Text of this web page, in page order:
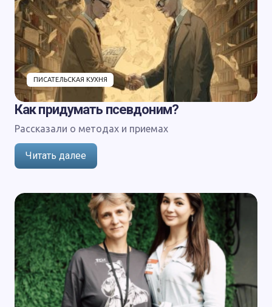
ПИСАТЕЛЬСКАЯ КУХНЯ
Как придумать псевдоним?
Рассказали о методах и приемах
Читать далее